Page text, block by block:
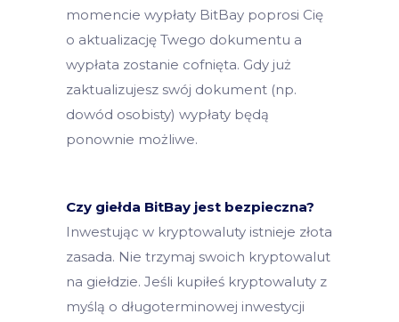
momencie wypłaty BitBay poprosi Cię
o aktualizację Twego dokumentu a
wypłata zostanie cofnięta. Gdy już
zaktualizujesz swój dokument (np.
dowód osobisty) wypłaty będą
ponownie możliwe.
Czy giełda BitBay jest bezpieczna?
Inwestując w kryptowaluty istnieje złota
zasada. Nie trzymaj swoich kryptowalut
na giełdzie. Jeśli kupiłeś kryptowaluty z
myślą o długoterminowej inwestycji